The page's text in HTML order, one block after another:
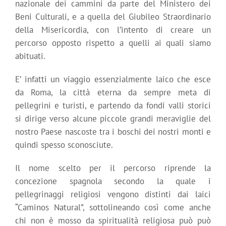
nazionale dei cammini da parte del Ministero dei
Beni Culturali, e a quella del Giubileo Straordinario
della Misericordia, con l’intento di creare un
percorso opposto rispetto a quelli ai quali siamo
abituati.
E’ infatti un viaggio essenzialmente laico che esce
da Roma, la città eterna da sempre meta di
pellegrini e turisti, e partendo da fondi valli storici
si dirige verso alcune piccole grandi meraviglie del
nostro Paese nascoste tra i boschi dei nostri monti e
quindi spesso sconosciute.
Il nome scelto per il percorso riprende la
concezione spagnola secondo la quale i
pellegrinaggi religiosi vengono distinti dai laici
“Caminos Natural”, sottolineando così come anche
chi non è mosso da spiritualità religiosa può può